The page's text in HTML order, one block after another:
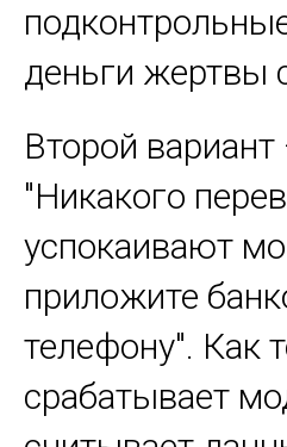
деньги жертвы
Второй
"Никакого
успокаивают
приложите
телефону". Как
срабатывает